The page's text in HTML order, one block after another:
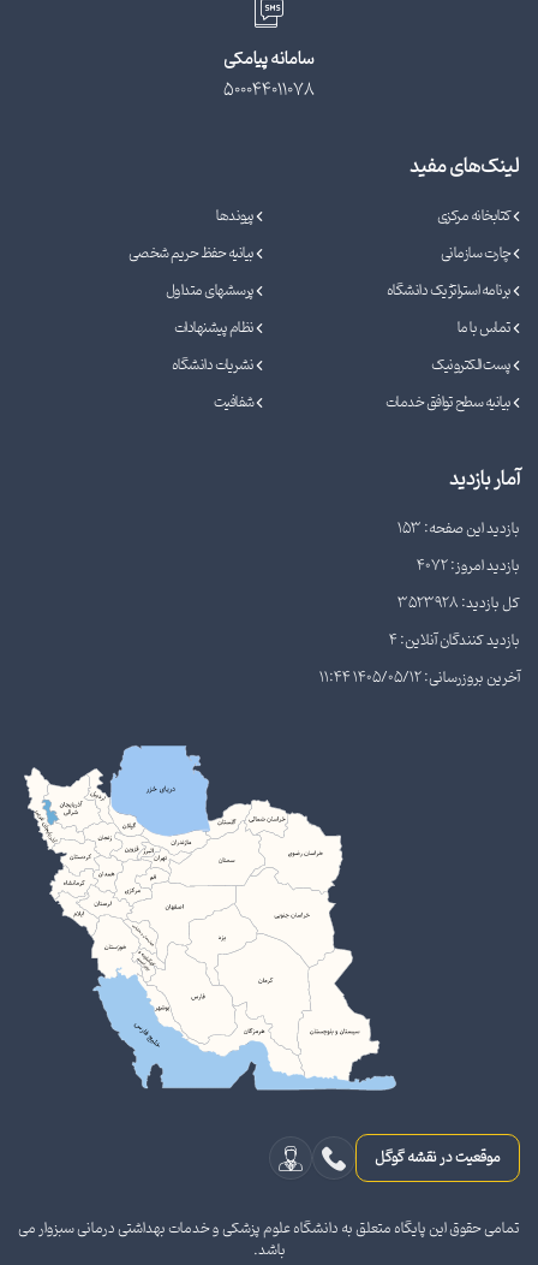
سامانه پیامکی
500044011078
لینک‌های مفید
کتابخانه مرکزی
پیوندها
چارت سازمانی
بیانیه حفظ حریم شخصی
برنامه استراتژیک دانشگاه
پرسشهای متداول
تماس با ما
نظام پیشنهادات
پست الکترونیک
نشریات دانشگاه
بیانیه سطح توافق خدمات
شفافیت
آمار بازدید
بازدید این صفحه: 153
بازدید امروز: 4072
کل بازدید: 3523928
بازدید کنندگان آنلاین: 4
آخرین بروزرسانی: 1405/05/12 11:44
موقعیت در نقشه گوگل
تمامی حقوق این پایگاه متعلق به دانشگاه علوم پزشکی و خدمات بهداشتی درمانی سبزوار می
باشد.